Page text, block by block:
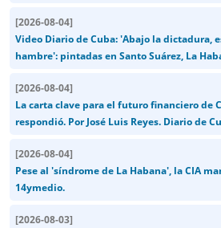
[2026-08-04]
Video Diario de Cuba: 'Abajo la dictadura,
hambre': pintadas en Santo Suárez, La
[2026-08-04]
La carta clave para el futuro financiero de
respondió. Por José Luis Reyes. Diario de
[2026-08-04]
Pese al 'síndrome de La Habana', la CIA
14ymedio.
[2026-08-03]